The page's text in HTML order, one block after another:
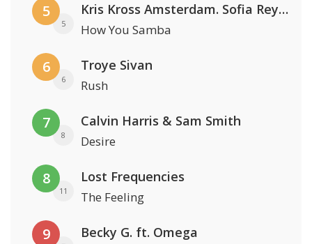
5
5
Kris Kross Amsterdam. Sofia Reyes & Tinie Tempah
How You Samba
6
6
Troye Sivan
Rush
7
8
Calvin Harris & Sam Smith
Desire
8
11
Lost Frequencies
The Feeling
9 Becky G. ft. Omega